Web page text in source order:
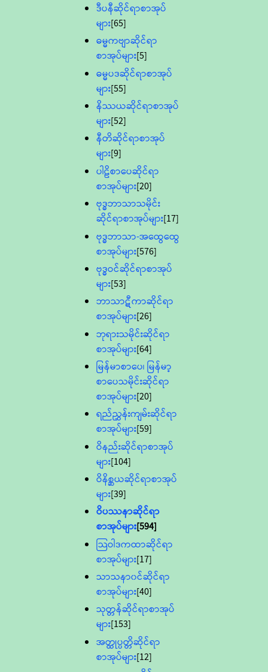
ဒီပနီဆိုင်ရာစာအုပ်
များ[65]
ဓမ္မကဗျာဆိုင်ရာ
စာအုပ်များ[5]
ဓမ္မပဒဆိုင်ရာစာအုပ်
များ[55]
နိဿယဆိုင်ရာစာအုပ်
များ[52]
နီတိဆိုင်ရာစာအုပ်
များ[9]
ပါဠိစာပေဆိုင်ရာ
စာအုပ်များ[20]
ဗုဒ္ဓဘာသာသမိုင်း
ဆိုင်ရာစာအုပ်များ[17]
ဗုဒ္ဓဘာသာ-အထွေထွေ
စာအုပ်များ[576]
ဗုဒ္ဓဝင်ဆိုင်ရာစာအုပ်
များ[53]
ဘာသာဋီကာဆိုင်ရာ
စာအုပ်များ[26]
ဘုရားသမိုင်းဆိုင်ရာ
စာအုပ်များ[64]
မြန်မာစာပေ၊ မြန်မာ့
စာပေသမိုင်းဆိုင်ရာ
စာအုပ်များ[20]
ရည်ညွှန်းကျမ်းဆိုင်ရာ
စာအုပ်များ[59]
ဝိနည်းဆိုင်ရာစာအုပ်
များ[104]
ဝိနိစ္ဆယဆိုင်ရာစာအုပ်
များ[39]
ဝိပဿနာဆိုင်ရာ
စာအုပ်များ[594]
သြဝါဒကထာဆိုင်ရာ
စာအုပ်များ[17]
သာသနာ၀င်ဆိုင်ရာ
စာအုပ်များ[40]
သုတ္တန်ဆိုင်ရာစာအုပ်
များ[153]
အတ္ထုပ္ပတ္တိဆိုင်ရာ
စာအုပ်များ[12]